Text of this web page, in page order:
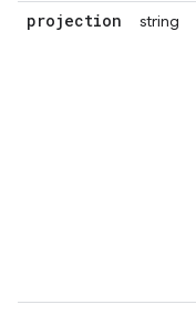
projection string